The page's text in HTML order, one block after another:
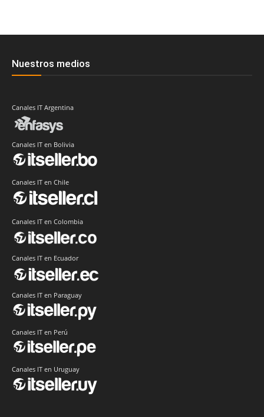
Nuestros medios
Canales IT Argentina
Canales IT en Bolivia
Canales IT en Chile
Canales IT en Colombia
Canales IT en Ecuador
Canales IT en Paraguay
Canales IT en Perú
Canales IT en Uruguay